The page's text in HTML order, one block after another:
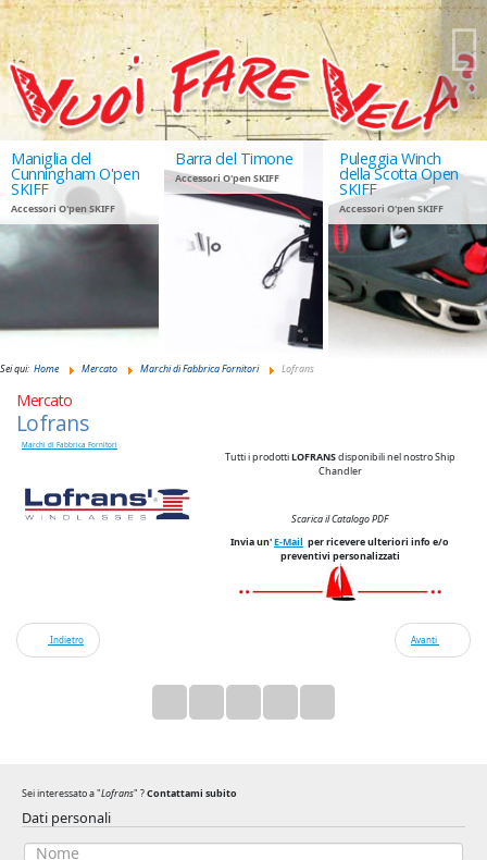
Maniglia del
Cunningham O'pen
SKIFF
Accessori O'pen SKIFF
Barra del Timone
Accessori O'pen SKIFF
Puleggia Winch
della Scotta Open
SKIFF
Accessori O'pen SKIFF
GIUDANSKY.COM
Sei qui: Home Mercato Marchi di Fabbrica Fornitori Lofrans
Mercato
Lofrans
Marchi di Fabbrica Fornitori
Tutti i prodottiLOFRANSdisponibili nel nostro Ship
Chandler
Scarica il Catalogo PDF
Invia un'E-Mail per ricevere ulteriori info e/o
preventivi personalizzati
Indietro Avanti
Sei interessato a "Lofrans" ?Contattami subito
Dati personali